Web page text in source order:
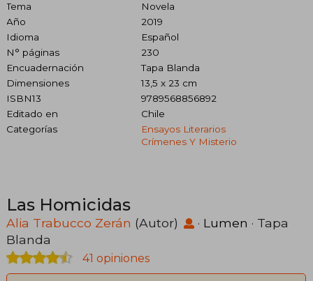
Tema
Novela
Año
2019
Idioma
Español
N° páginas
230
Encuadernación
Tapa Blanda
Dimensiones
13,5 x 23 cm
ISBN13
9789568856892
Editado en
Chile
Categorías
Ensayos Literarios
Crímenes Y Misterio
Las Homicidas
Alia Trabucco Zerán (Autor) · Lumen · Tapa
Blanda
41 opiniones